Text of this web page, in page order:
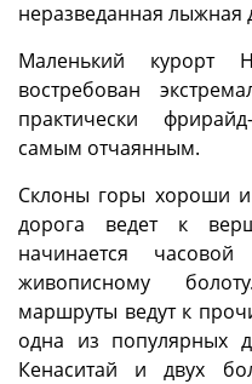
неразведанная лыжная
Маленький курорт
востребован
практически
самым отчаянным.
Склоны горы хороши и
дорога ведет к
начинается
живописному
маршруты ведут к
одна из популярных
Кенаситай и двух